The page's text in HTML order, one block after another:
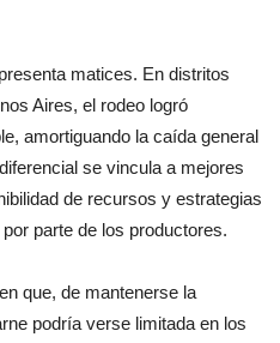
matices. En distritos
Aires, el rodeo logró
amortiguando la caída general
se vincula a mejores
de recursos y estrategias
parte de los productores.
que, de mantenerse la
podría verse limitada en los